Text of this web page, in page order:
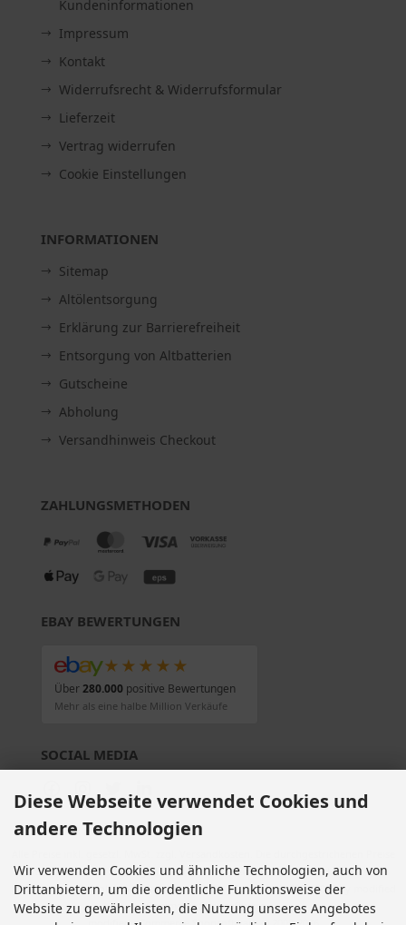
Kundeninformationen
Impressum
Kontakt
Widerrufsrecht & Widerrufsformular
Lieferzeit
Vertrag widerrufen
Cookie Einstellungen
INFORMATIONEN
Sitemap
Altölentsorgung
Erklärung zur Barrierefreiheit
Entsorgung von Altbatterien
Gutscheine
Abholung
Versandhinweis Checkout
ZAHLUNGSMETHODEN
EBAY BEWERTUNGEN
★★★★★
Über280.000positive Bewertungen
Mehr als eine halbe Million Verkäufe
SOCIAL MEDIA
entsprechen dem bisherigen Preis bei Motorradteile & Motorrad Ersatzteile.
Motorradteile & Motorrad Ersatzteile © 2026 | Template © 2009-2026 by modified
eCommerce Shopsoftware
Diese Webseite verwendet Cookies und
andere Technologien
Wir verwenden Cookies und ähnliche Technologien, auch von
Drittanbietern, um die ordentliche Funktionsweise der
Website zu gewährleisten, die Nutzung unseres Angebotes